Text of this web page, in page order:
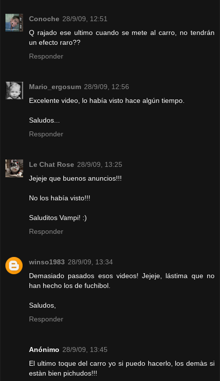
Conoche 28/9/09, 12:51
Q rajado ese ultimo cuando se mete al carro, no tendrán
un efecto raro??
Responder
Mario_ergosum 28/9/09, 12:56
Excelente video, lo había visto hace algún tiempo.
Saludos...
Responder
Le Chat Rose 28/9/09, 13:25
Jejeje que buenos anuncios!!!
No los había visto!!!
Saluditos Vampi! :)
Responder
winso1983 28/9/09, 13:34
Demasiado pasados esos videos! Jejeje, lástima que no
han hecho los de fuchibol.
Saludos,
Responder
Anónimo 28/9/09, 13:45
El ultimo toque del carro yo si puedo hacerlo, los demàs si
estàn bien pichudos!!!